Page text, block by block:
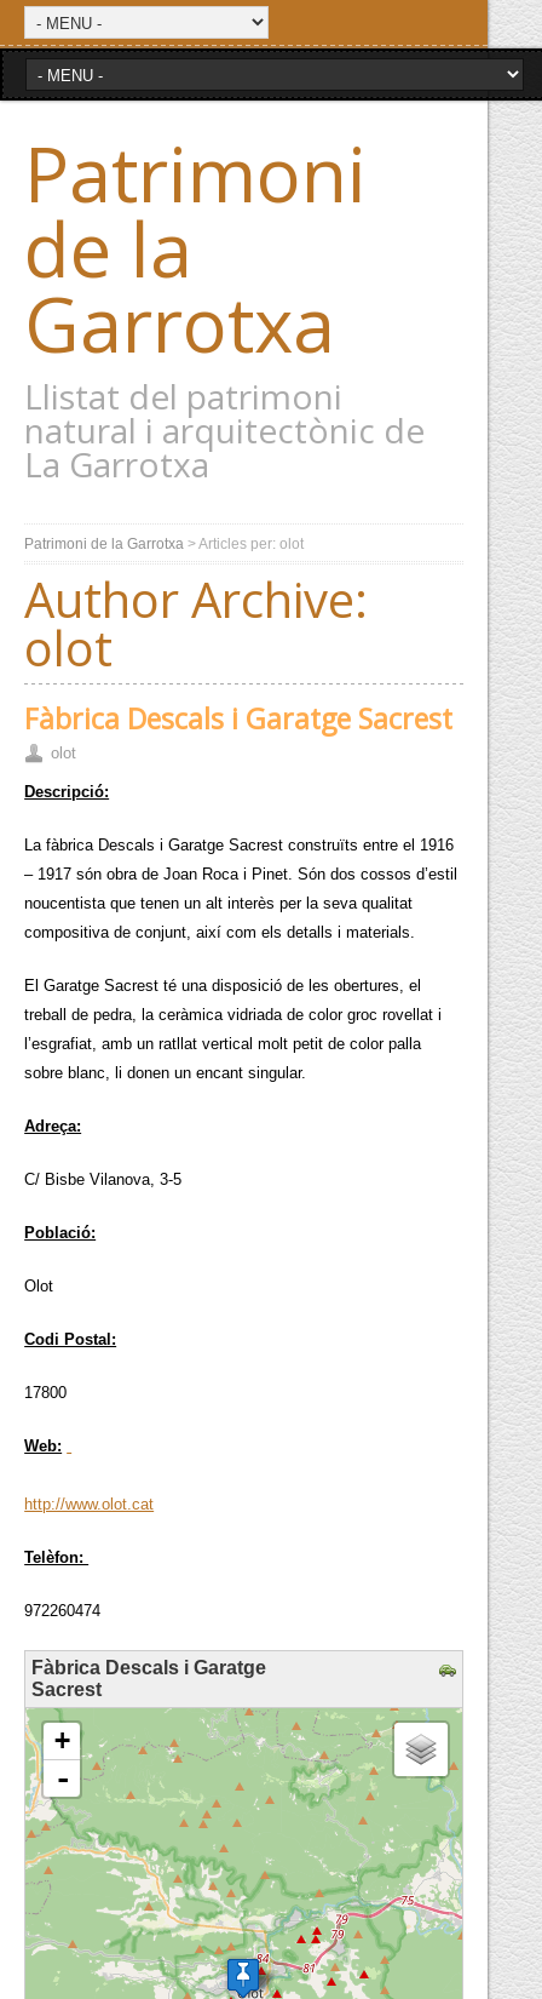
Patrimoni
de la
Garrotxa
Llistat del patrimoni
natural i arquitectònic de
La Garrotxa
Patrimoni de la Garrotxa > Articles per: olot
Author Archive:
olot
Fàbrica Descals i Garatge Sacrest
olot
Descripció:
La fàbrica Descals i Garatge Sacrest construïts entre el 1916
– 1917 són obra de Joan Roca i Pinet. Són dos cossos d’estil
noucentista que tenen un alt interès per la seva qualitat
compositiva de conjunt, així com els detalls i materials.
El Garatge Sacrest té una disposició de les obertures, el
treball de pedra, la ceràmica vidriada de color groc rovellat i
l’esgrafiat, amb un ratllat vertical molt petit de color palla
sobre blanc, li donen un encant singular.
Adreça:
C/ Bisbe Vilanova, 3-5
Població:
Olot
Codi Postal:
17800
Web:
http://www.olot.cat
Telèfon:
972260474
Fàbrica Descals i Garatge
Sacrest
loading map - please wait...
+
-